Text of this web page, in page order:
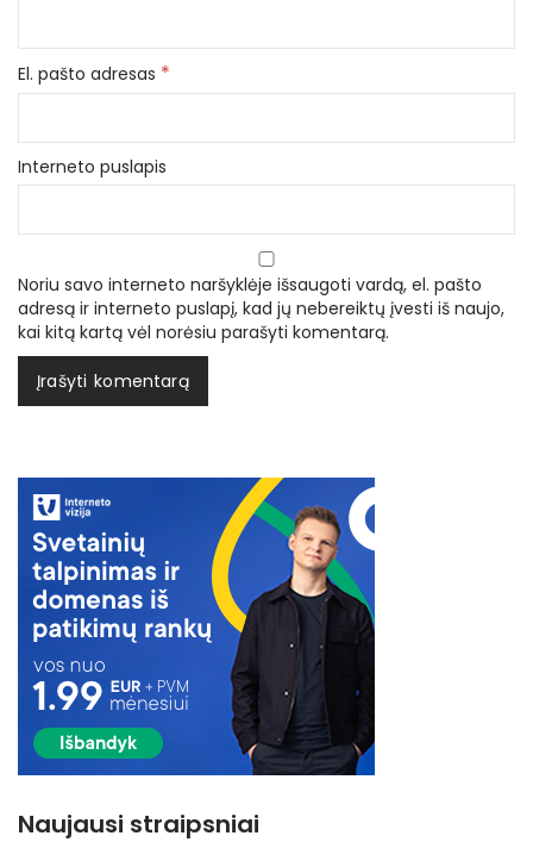
El. pašto adresas *
Interneto puslapis
Noriu savo interneto naršyklėje išsaugoti vardą, el. pašto
adresą ir interneto puslapį, kad jų nebereiktų įvesti iš naujo,
kai kitą kartą vėl norėsiu parašyti komentarą.
Naujausi straipsniai